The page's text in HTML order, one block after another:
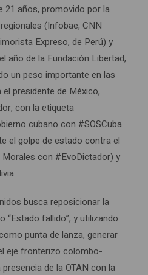
21 años, promovido por la
(Infobae, CNN
Expreso, de Perú) y
año de la Fundación Libertad,
un peso importante en las
presidente de México,
con la etiqueta
cubano con #SOSCuba
el golpe de estado contra el
con #EvoDictador) y
busca reposicionar la
“Estado fallido”, y utilizando
punta de lanza, generar
eje fronterizo colombo-
de la OTAN con la